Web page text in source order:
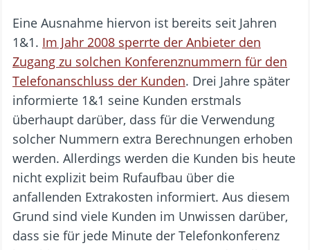
Eine Ausnahme hiervon ist bereits seit Jahren
1&1. Im Jahr 2008 sperrte der Anbieter den
Zugang zu solchen Konferenznummern für den
Telefonanschluss der Kunden. Drei Jahre später
informierte 1&1 seine Kunden erstmals
überhaupt darüber, dass für die Verwendung
solcher Nummern extra Berechnungen erhoben
werden. Allerdings werden die Kunden bis heute
nicht explizit beim Rufaufbau über die
anfallenden Extrakosten informiert. Aus diesem
Grund sind viele Kunden im Unwissen darüber,
dass sie für jede Minute der Telefonkonferenz